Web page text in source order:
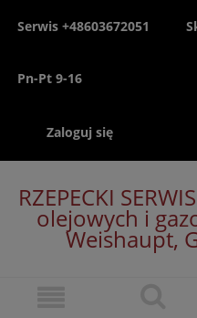
Serwis +48603672051
Pn-Pt 9-16
Zaloguj się
RZEPECKI
olejowych i
Weishaupt,